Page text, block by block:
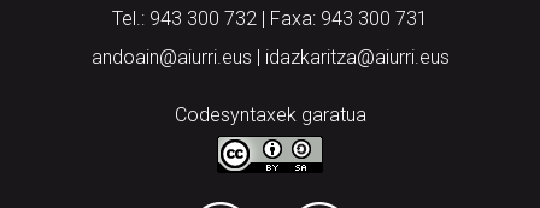
Tel.: 943 300 732 | Faxa: 943 300 731
andoain@aiurri.eus | idazkaritza@aiurri.eus
Codesyntaxek garatua